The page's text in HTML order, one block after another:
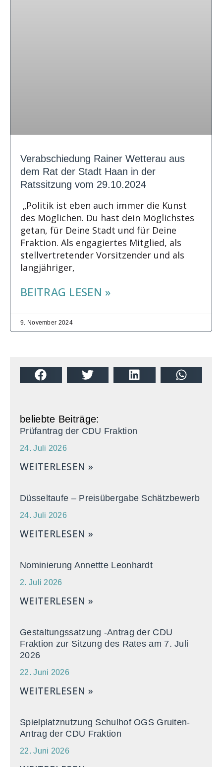
Verabschiedung Rainer Wetterau aus
dem Rat der Stadt Haan in der
Ratssitzung vom 29.10.2024
„Politik ist eben auch immer die Kunst
des Möglichen. Du hast dein Möglichstes
getan, für Deine Stadt und für Deine
Fraktion. Als engagiertes Mitglied, als
stellvertretender Vorsitzender und als
langjähriger,
BEITRAG LESEN »
9. November 2024
beliebte Beiträge:
Prüfantrag der CDU Fraktion
24. Juli 2026
WEITERLESEN »
Düsseltaufe – Preisübergabe Schätzbewerb
24. Juli 2026
WEITERLESEN »
Nominierung Annettte Leonhardt
2. Juli 2026
WEITERLESEN »
Gestaltungssatzung -Antrag der CDU
Fraktion zur Sitzung des Rates am 7. Juli
2026
22. Juni 2026
WEITERLESEN »
Spielplatznutzung Schulhof OGS Gruiten-
Antrag der CDU Fraktion
22. Juni 2026